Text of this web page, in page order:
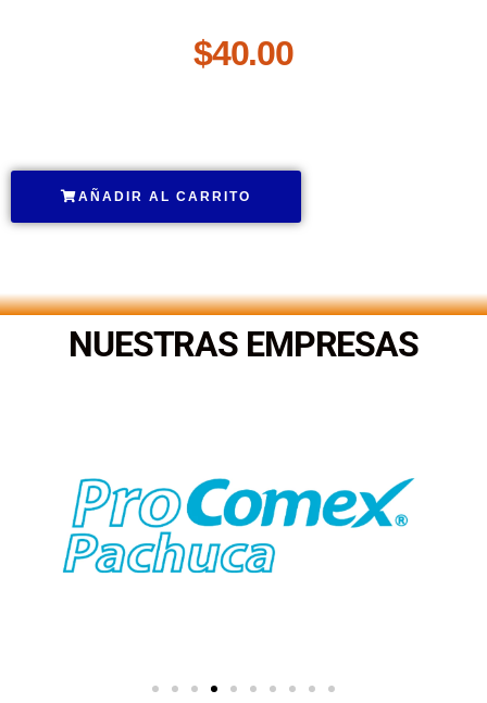
$40.00
AÑADIR AL CARRITO
NUESTRAS EMPRESAS